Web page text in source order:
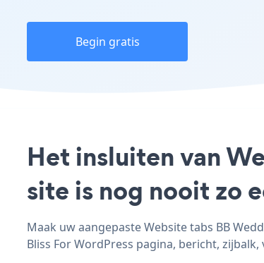
Begin gratis
Het insluiten van
site is nog nooit zo
Maak uw aangepaste Website tabs BB
Bliss For WordPress pagina, bericht,